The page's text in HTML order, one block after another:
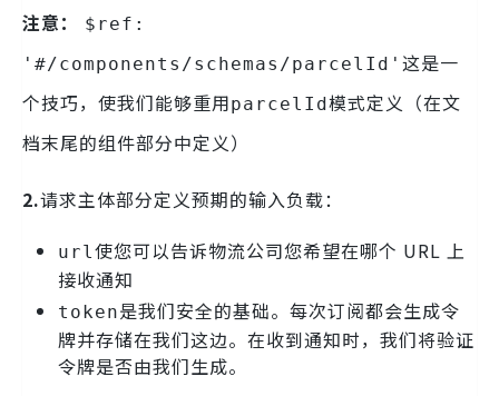
注意：
$ref:
'#/components/schemas/parcelId' 这是一
个技巧，使我们能够重用parcelId模式定义（在文
档末尾的组件部分中定义）
2.请求主体部分定义预期的输入负载：
url 使您可以告诉物流公司您希望在哪个 URL 上
接收通知
token是我们安全的基础。每次订阅都会生成令
牌并存储在我们这边。在收到通知时，我们将验证
令牌是否由我们生成。